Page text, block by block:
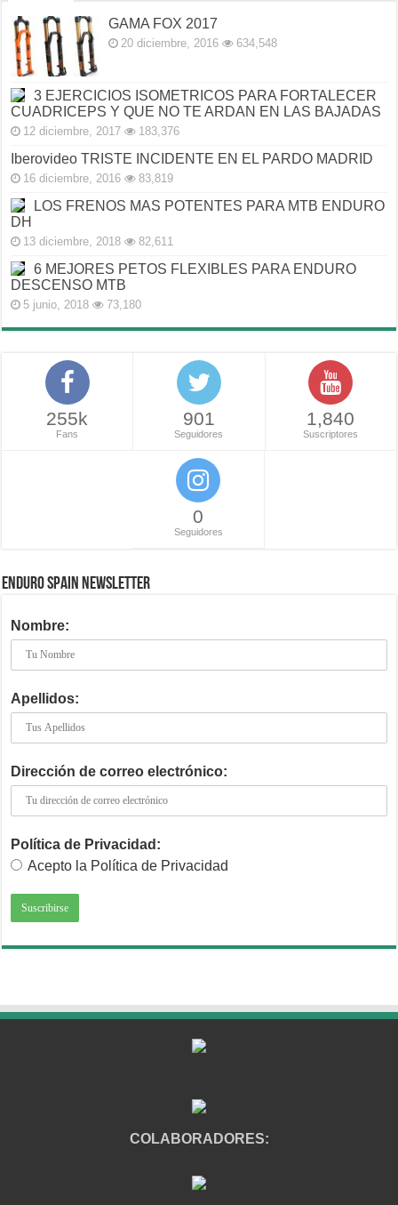
GAMA FOX 2017
20 diciembre, 2016 634,548
3 EJERCICIOS ISOMETRICOS PARA FORTALECER
CUADRICEPS Y QUE NO TE ARDAN EN LAS BAJADAS
12 diciembre, 2017 183,376
Iberovideo TRISTE INCIDENTE EN EL PARDO MADRID
16 diciembre, 2016 83,819
LOS FRENOS MAS POTENTES PARA MTB ENDURO
DH
13 diciembre, 2018 82,611
6 MEJORES PETOS FLEXIBLES PARA ENDURO
DESCENSO MTB
5 junio, 2018 73,180
255k
Fans
901
Seguidores
1,840
Suscriptores
0
Seguidores
ENDURO SPAIN NEWSLETTER
Nombre:
Apellidos:
Dirección de correo electrónico:
Política de Privacidad:
Acepto la Política de Privacidad
COLABORADORES: